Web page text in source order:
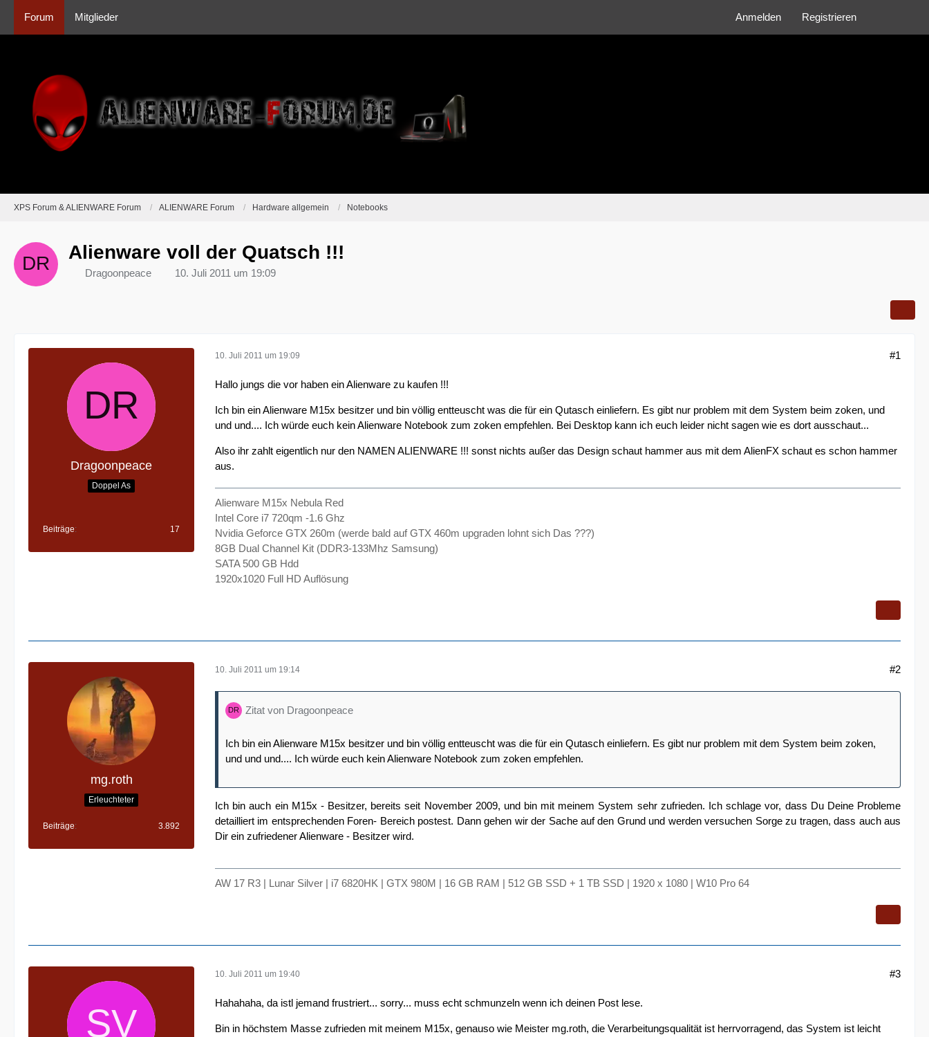
Forum Mitglieder Anmelden Registrieren
XPS Forum & ALIENWARE Forum ALIENWARE Forum Hardware allgemein Notebooks
Alienware voll der Quatsch !!!
Dragoonpeace 10. Juli 2011 um 19:09
Dragoonpeace
Doppel As
Beiträge 17
10. Juli 2011 um 19:09 #1
Hallo jungs die vor haben ein Alienware zu kaufen !!!
Ich bin ein Alienware M15x besitzer und bin völlig entteuscht was die für ein Qutasch einliefern. Es gibt nur problem mit dem System beim zoken, und
und und.... Ich würde euch kein Alienware Notebook zum zoken empfehlen. Bei Desktop kann ich euch leider nicht sagen wie es dort ausschaut...
Also ihr zahlt eigentlich nur den NAMEN ALIENWARE !!! sonst nichts außer das Design schaut hammer aus mit dem AlienFX schaut es schon hammer
aus.
Alienware M15x Nebula Red
Intel Core i7 720qm -1.6 Ghz
Nvidia Geforce GTX 260m (werde bald auf GTX 460m upgraden lohnt sich Das ???)
8GB Dual Channel Kit (DDR3-133Mhz Samsung)
SATA 500 GB Hdd
1920x1020 Full HD Auflösung
mg.roth
Erleuchteter
Beiträge 3.892
10. Juli 2011 um 19:14 #2
Zitat von Dragoonpeace
Ich bin ein Alienware M15x besitzer und bin völlig entteuscht was die für ein Qutasch einliefern. Es gibt nur problem mit dem System beim zoken,
und und und.... Ich würde euch kein Alienware Notebook zum zoken empfehlen.
Ich bin auch ein M15x - Besitzer, bereits seit November 2009, und bin mit meinem System sehr zufrieden. Ich schlage vor, dass Du Deine Probleme
detailliert im entsprechenden Foren- Bereich postest. Dann gehen wir der Sache auf den Grund und werden versuchen Sorge zu tragen, dass auch aus
Dir ein zufriedener Alienware - Besitzer wird.
AW 17 R3 | Lunar Silver | i7 6820HK | GTX 980M | 16 GB RAM | 512 GB SSD + 1 TB SSD | 1920 x 1080 | W10 Pro 64
10. Juli 2011 um 19:40 #3
Hahahaha, da istl jemand frustriert... sorry... muss echt schmunzeln wenn ich deinen Post lese.
Bin in höchstem Masse zufrieden mit meinem M15x, genauso wie Meister mg.roth, die Verarbeitungsqualität ist herrvorragend, das System ist leicht